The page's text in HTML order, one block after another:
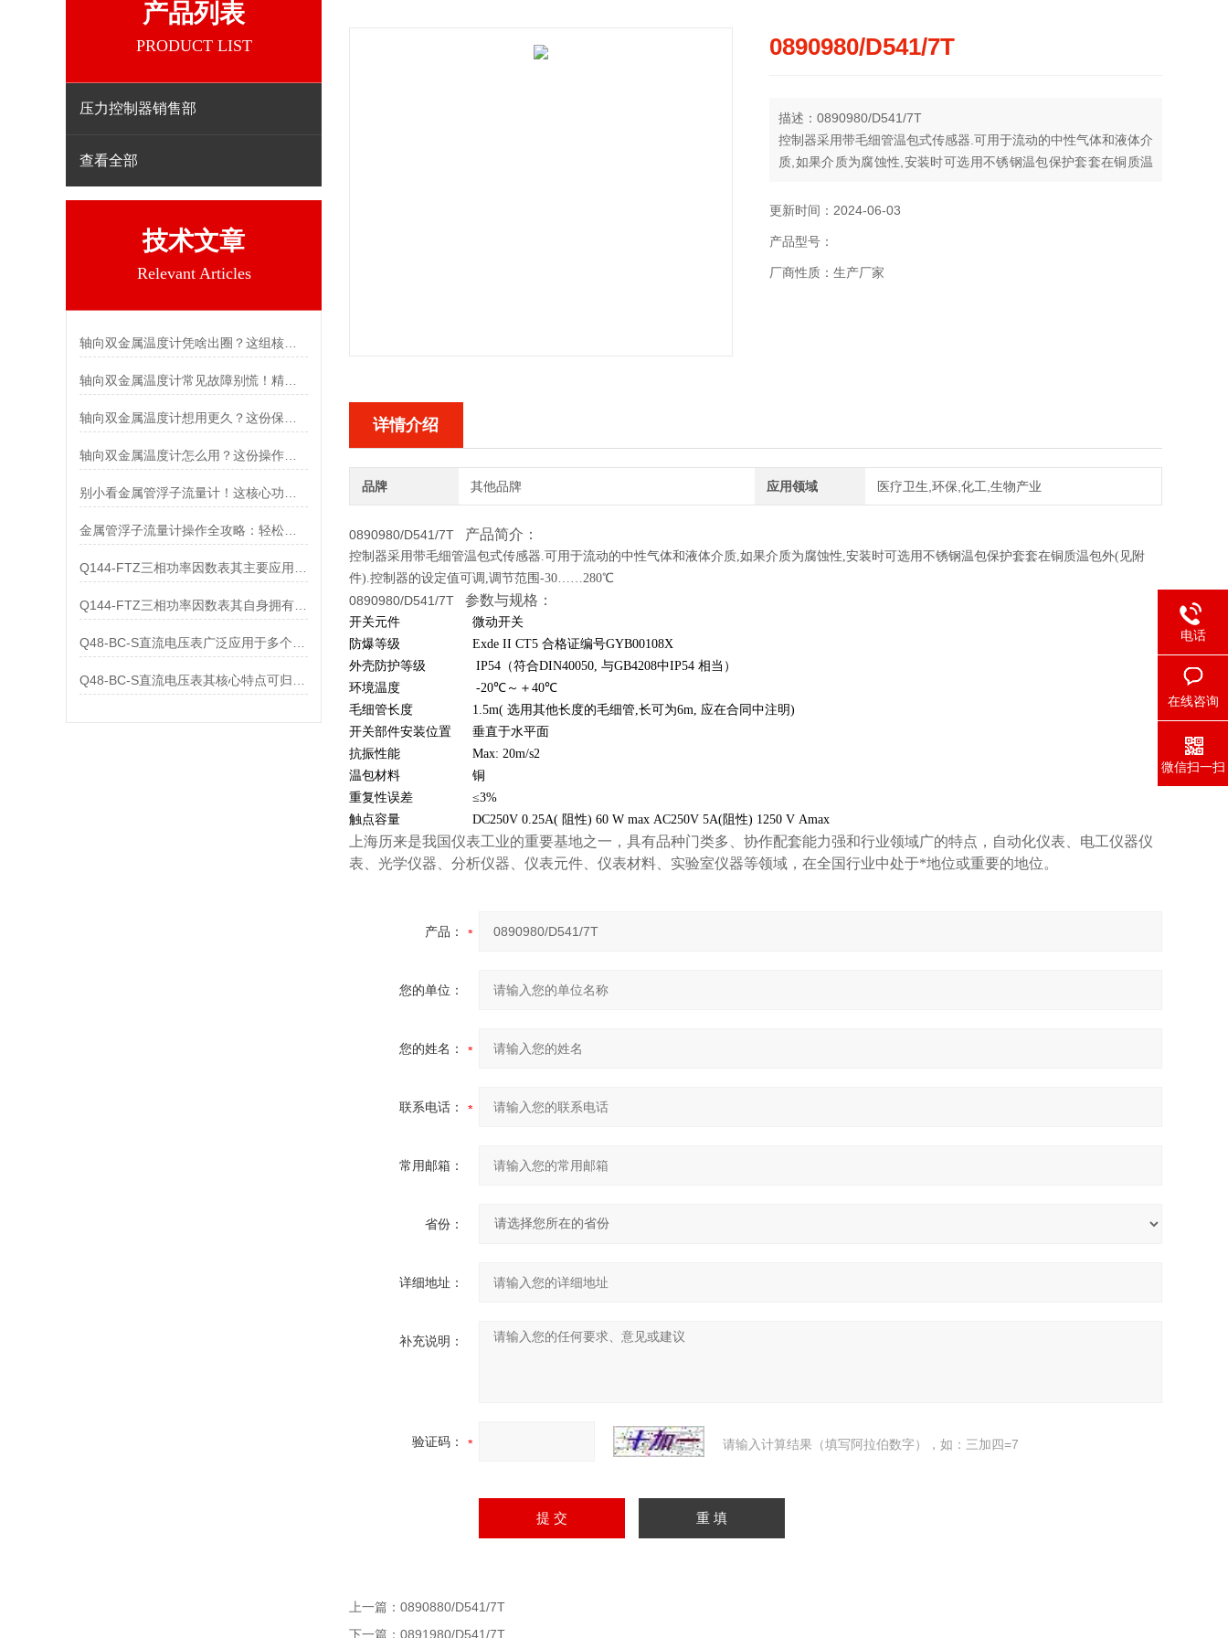
产品列表
PRODUCT LIST
压力控制器销售部
查看全部
技术文章
Relevant Articles
轴向双金属温度计凭啥出圈？这组核心特点给出了答案
轴向双金属温度计常见故障别慌！精准定位，轻松搞定难题
轴向双金属温度计怎么用？这份操作指南，新手也能快速拿捏！
金属管浮子流量计操作全攻略：轻松拿捏，精准掌控每一步！
Q144-FTZ三相功率因数表其自身拥有怎样的功能呢？
0890980/D541/7T
描述：0890980/D541/7T
控制器采用带毛细管温包式传感器.可用于流动的中性气体和液体介
质,如果介质为腐蚀性,安装时可选用不锈钢温包保护套套在铜质温
更新时间：2024-06-03
产品型号：
厂商性质：生产厂家
详情介绍
品牌 其他品牌 应用领域 医疗卫生,环保,化工,生物产业
0890980/D541/7T 产品简介：
控制器采用带毛细管温包式传感器.可用于流动的中性气体和液体介质,如果介质为腐蚀性,安装时可选用不锈钢温包保护套套在铜质温包外(见附
件).控制器的设定值可调,调节范围-30……280℃
0890980/D541/7T 参数与规格：
开关元件
微动开关
防爆等级
Exde II CT5 合格证编号GYB00108X
外壳防护等级
IP54（符合DIN40050, 与GB4208中IP54 相当）
环境温度
-20℃～＋40℃
毛细管长度
1.5m( 选用其他长度的毛细管,长可为6m, 应在合同中注明)
开关部件安装位置
垂直于水平面
抗振性能
Max: 20m/s2
温包材料
铜
重复性误差
≤3%
触点容量
DC250V 0.25A( 阻性) 60 W max AC250V 5A(阻性) 1250 V Amax
上海历来是我国仪表工业的重要基地之一，具有品种门类多、协作配套能力强和行业领域广的特点，自动化仪表、电工仪器仪
表、光学仪器、分析仪器、仪表元件、仪表材料、实验室仪器等领域，在全国行业中处于*地位或重要的地位。
产品：
您的单位：
您的姓名：
联系电话：
常用邮箱：
省份：
详细地址：
补充说明：
验证码： 请输入计算结果（填写阿拉伯数字），如：三加四=7
上一篇： 0890880/D541/7T
下一篇： 0891980/D541/7T
电话
在线咨询
微信扫一扫